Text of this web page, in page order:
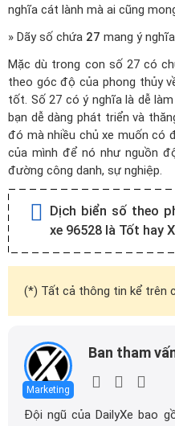
nghĩa cát lành mà ai cũng
» Dãy số chứa 27 mang ý nghĩa
Mặc dù trong con số 27 có
theo góc độ của phong thủy
tốt. Số 27 có ý nghĩa là dễ
bạn dễ dàng phát triển và
đó mà nhiều chủ xe muốn có
của mình để nó như nguồn
đường công danh, sự nghiệp.
Dịch biển số theo
xe 96528 là Tốt hay
(*) Tất cả thông tin kể trên
Marketing
Ban tham
Đội ngũ của DailyXe bao